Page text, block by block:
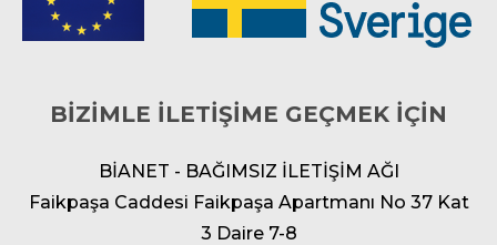
BİZİMLE İLETİŞİME GEÇMEK İÇİN
BİANET - BAĞIMSIZ İLETİŞİM AĞI
Faikpaşa Caddesi Faikpaşa Apartmanı No 37 Kat
3 Daire 7-8